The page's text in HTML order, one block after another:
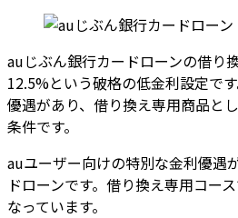
auじぶん銀行カードローンの借り
12.5%という破格の低金利設定で
優遇があり、借り換え専用商品と
条件です。
auユーザー向けの特別な金利優遇
ドローンです。借り換え専用コー
なっています。